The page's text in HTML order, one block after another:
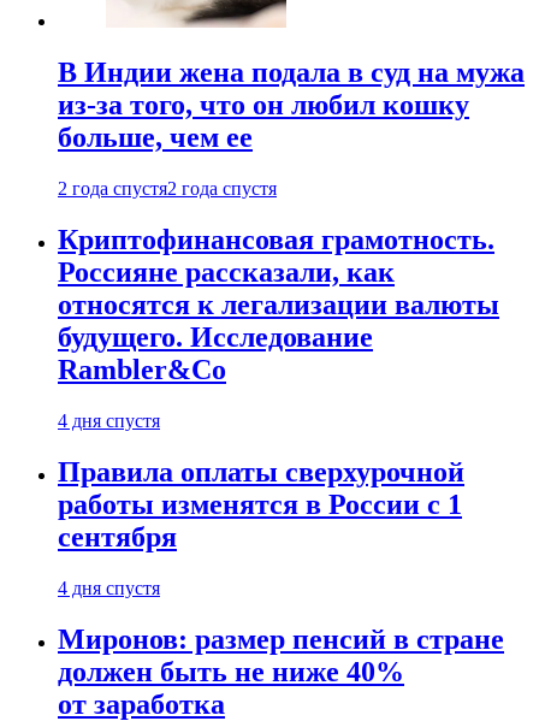
В Индии жена подала в суд на мужа
из-за того, что он любил кошку
больше, чем ее
2 года спустя2 года спустя
Криптофинансовая грамотность.
Россияне рассказали, как
относятся к легализации валюты
будущего. Исследование
Rambler&Co
4 дня спустя
Правила оплаты сверхурочной
работы изменятся в России с 1
сентября
4 дня спустя
Миронов: размер пенсий в стране
должен быть не ниже 40%
от заработка